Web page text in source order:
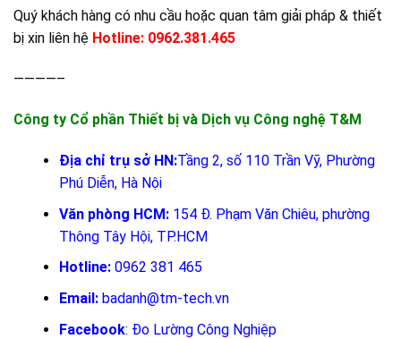
Quý khách hàng có nhu cầu hoặc quan tâm giải pháp & thiết
bị xin liên hệ Hotline: 0962.381.465
————–
Công ty Cổ phần Thiết bị và Dịch vụ Công nghệ T&M
Địa chỉ trụ sở HN:Tầng 2, số 110 Trần Vỹ, Phường
Phú Diễn, Hà Nội
Văn phòng HCM:154 Đ. Phạm Văn Chiêu, phường
Thông Tây Hội, TP.HCM
Hotline: 0962 381 465
Email: badanh@tm-tech.vn
Facebook: Đo Lường Công Nghiệp